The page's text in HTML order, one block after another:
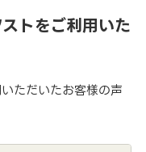
トをご利用いた
ただいたお客様の声